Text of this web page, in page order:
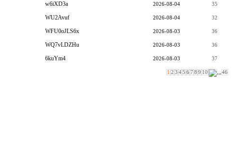
w6iXD3a 2026-08-04 35
WU2Avuf 2026-08-04 32
WFU0oJLS6x 2026-08-03 36
WQ7vLDZHu 2026-08-03 36
6kuYm4 2026-08-03 37
1 2 3 45 6 7 8 9 10 ,,,46